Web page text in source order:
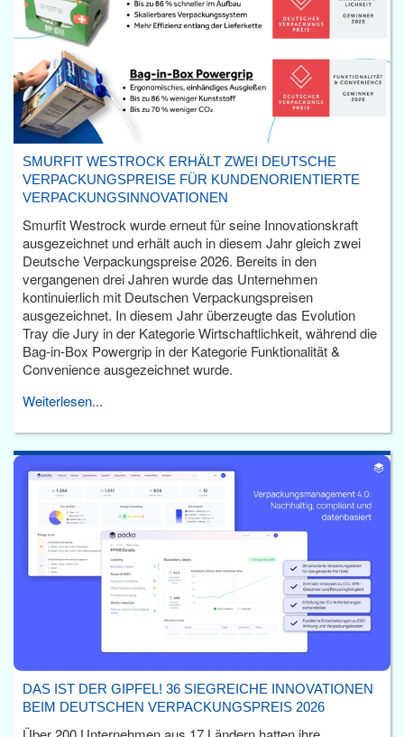
SMURFIT WESTROCK ERHÄLT ZWEI DEUTSCHE
VERPACKUNGSPREISE FÜR KUNDENORIENTIERTE
VERPACKUNGSINNOVATIONEN
Smurfit Westrock wurde erneut für seine Innovationskraft
ausgezeichnet und erhält auch in diesem Jahr gleich zwei
Deutsche Verpackungspreise 2026. Bereits in den
vergangenen drei Jahren wurde das Unternehmen
kontinuierlich mit Deutschen Verpackungspreisen
ausgezeichnet. In diesem Jahr überzeugte das Evolution
Tray die Jury in der Kategorie Wirtschaftlichkeit, während die
Bag-in-Box Powergrip in der Kategorie Funktionalität &
Convenience ausgezeichnet wurde.
Weiterlesen...
DAS IST DER GIPFEL! 36 SIEGREICHE INNOVATIONEN
BEIM DEUTSCHEN VERPACKUNGSPREIS 2026